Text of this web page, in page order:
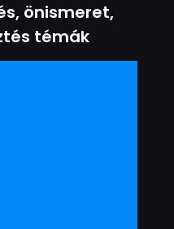
önismeret,
témák